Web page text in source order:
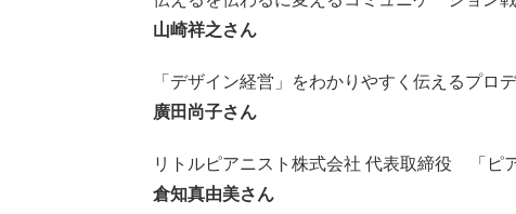
山崎祥之さん
「デザイン経営」をわかりやすく伝えるプロ
廣田尚子さん
リトルピアニスト株式会社 代表取締役 「ピ
倉知真由美さん